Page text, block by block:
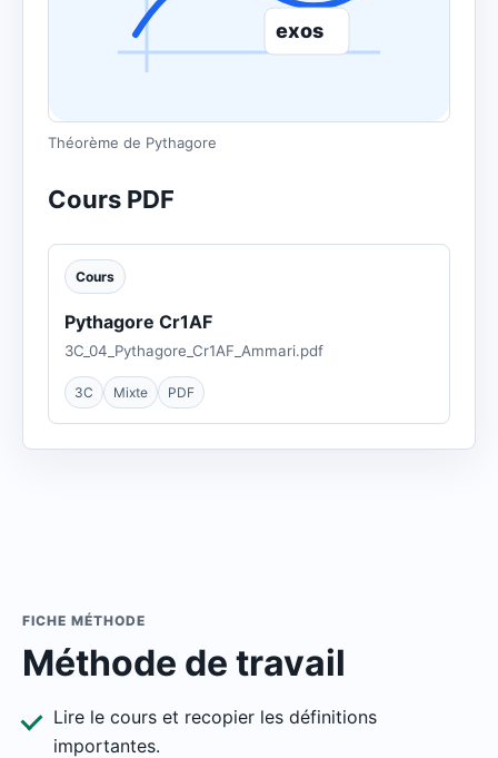
exos
Théorème de Pythagore
Cours PDF
Cours
Pythagore Cr1AF
3C_04_Pythagore_Cr1AF_Ammari.pdf
3C Mixte PDF
FICHE MÉTHODE
Méthode de travail
Lire le cours et recopier les définitions
importantes.